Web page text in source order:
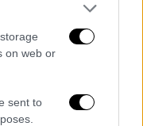
on web or
sent to
Αστέρη για
συνάντηση
ίδια στιγμή τα
να